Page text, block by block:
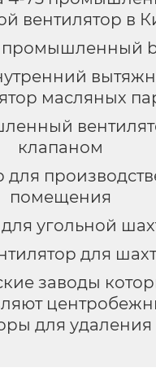
вентилятор в
промышленный
масляных
клапаном
для
помещения
угольной
для шахт
заводы
для